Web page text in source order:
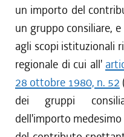
un importo del
un gruppo consiliare,
agli scopi istituzionali
regionale di cui all'
28 ottobre 1980, n. 52
dei gruppi
dell'importo